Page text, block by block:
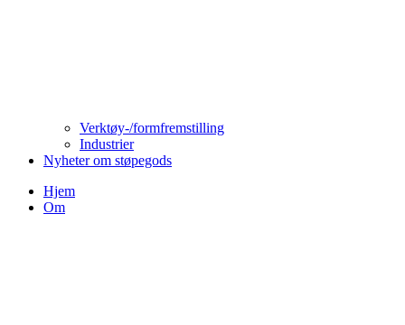
Verktøy-/formfremstilling
Industrier
Nyheter om støpegods
Hjem
Om